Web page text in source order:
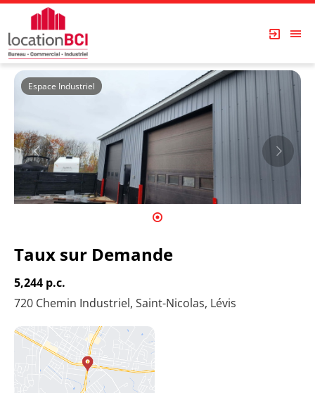
Espace Industriel
Taux sur Demande
5,244 p.c.
720 Chemin Industriel, Saint-Nicolas, Lévis